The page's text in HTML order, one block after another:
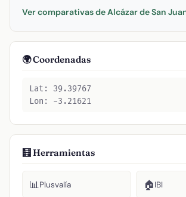
Ver comparativas de Alcázar de San
🌍 Coordenadas
Lat: 39.39767
Lon: -3.21621
🧮 Herramientas
📊Plusvalía 🏠IBI